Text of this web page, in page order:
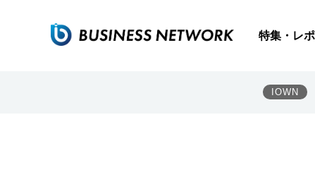
特集・レ
IOWN